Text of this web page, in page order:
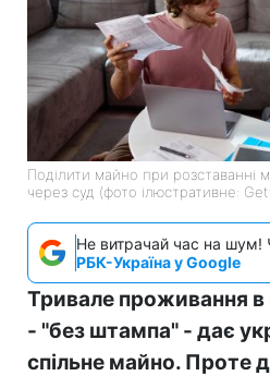
Поділити майно при розставанні
через суд (фото ілюстративне:
Не витрачай час на шум!
РБК-Україна у Google
Тривале проживання
- "без штампа" - дає
спільне майно. Проте